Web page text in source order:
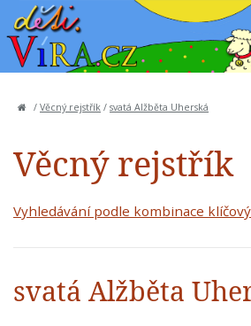
/ Věcný rejstřík / svatá Alžběta Uherská
Věcný rejstřík
Vyhledávání podle kombinace
svatá Alžběta